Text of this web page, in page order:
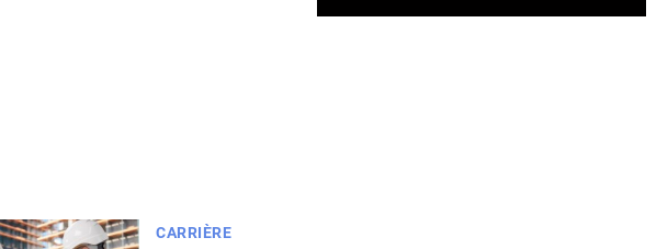
CARRIÈRE